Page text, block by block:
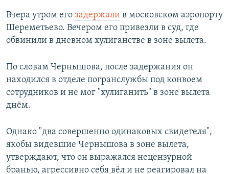
Вчера утром его задержали в московском аэропорту
Шереметьево. Вечером его привезли в суд, где
обвинили в дневном хулиганстве в зоне вылета.
По словам Чернышова, после задержания он
находился в отделе погранслужбы под конвоем
сотрудников и не мог "хулиганить" в зоне вылета
днём.
Однако "два совершенно одинаковых свидетеля",
якобы видевшие Чернышова в зоне вылета,
утверждают, что он выражался нецензурной
бранью, агрессивно себя вёл и не реагировал на